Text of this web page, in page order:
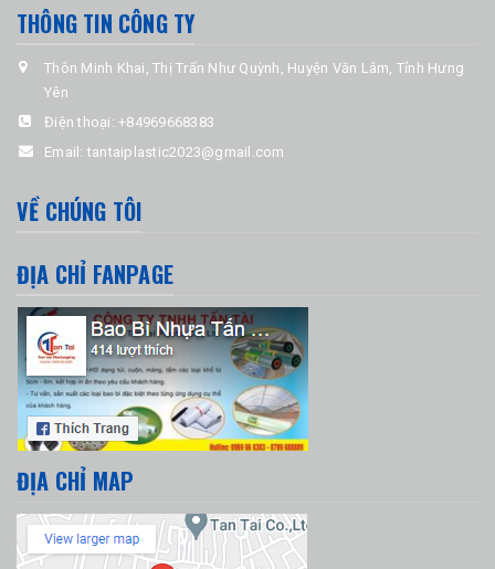
THÔNG TIN CÔNG TY
Thôn Minh Khai, Thị Trấn Như Quỳnh, Huyện Văn Lâm, Tỉnh Hưng
Yên
Điện thoại: +84969668383
Email:tantaiplastic2023@gmail.com
VỀ CHÚNG TÔI
ĐỊA CHỈ FANPAGE
ĐỊA CHỈ MAP